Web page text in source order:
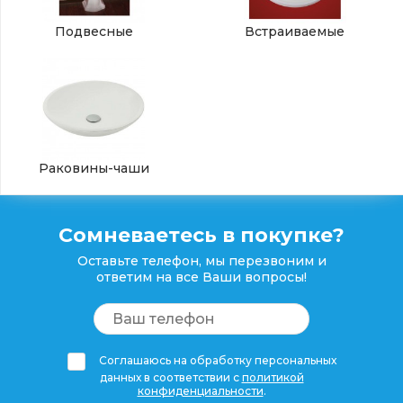
Подвесные Встраиваемые
Раковины-чаши
Сомневаетесь в покупке?
Оставьте телефон, мы перезвоним и
ответим на все Ваши вопросы!
Соглашаюсь на обработку персональных
данных в соответствии с политикой
конфиденциальности.